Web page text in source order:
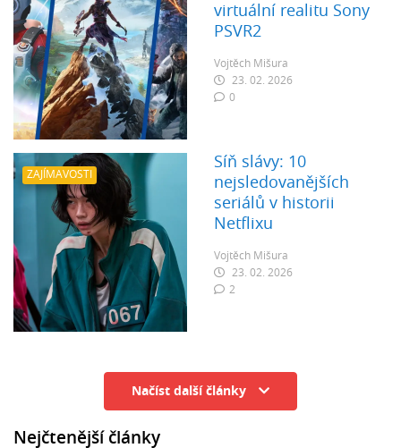
virtuální realitu Sony
PSVR2
Vojtěch Mišura
23. 02. 2026
0
ZAJÍMAVOSTI
Síň slávy: 10
nejsledovanějších
seriálů v historii
Netflixu
Vojtěch Mišura
23. 02. 2026
2
Načíst další články
Nejčtenější články